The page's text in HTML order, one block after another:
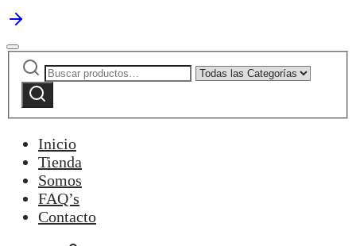
Buscar
por:
Narrow
by
Buscar
Inicio
Tienda
Somos
FAQ’s
Contacto